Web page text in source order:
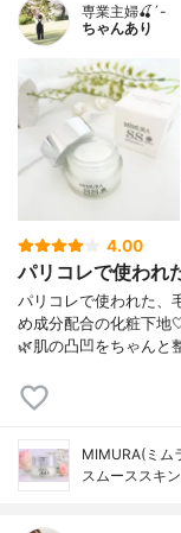
専業主婦🍒´-
ちゃんあり
4.00
パリコレで使われ
パリコレで使われた、
め成分配合の化粧下地
🌿肌の凸凹をちゃんと
MIMURA(ミム
スムーススキ